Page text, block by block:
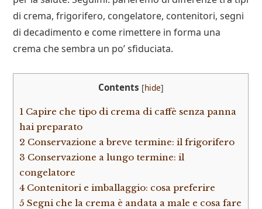
di crema, frigorifero, congelatore, contenitori, segni
di decadimento e come rimettere in forma una
crema che sembra un po’ sfiduciata.
Contents [hide]
1 Capire che tipo di crema di caffè senza panna
hai preparato
2 Conservazione a breve termine: il frigorifero
3 Conservazione a lungo termine: il
congelatore
4 Contenitori e imballaggio: cosa preferire
5 Segni che la crema è andata a male e cosa fare